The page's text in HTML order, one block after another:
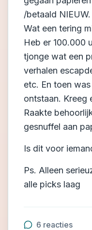
/betaald NIEUW.
Wat een tering
Heb er 100.000
tjonge wat een
verhalen
etc. En toen
ontstaan. Kreeg
Raakte
gesnuffel aan
Is dit voor
Ps. Alleen
alle picks laag
6 reacties